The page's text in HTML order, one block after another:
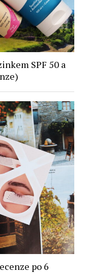
SPF 50 a
po 6